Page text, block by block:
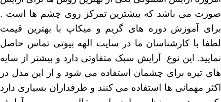
صورت می باشد که بیشترین تمرکز روی چشم ها است .
برای
آموزش دوره های گریم و میکاپ با بهترین قیمت
لطفا با کارشناسان ما در سایت الهه بیوتی تماس حاصل
نمایید. این نوع آرایش سبک متفاوتی دارد و بیشتر از سایه
های تیره برای چشمان استفاده می شود و از این مدل در
اکثر مهمانی ها استفاده می کنند و طرفداران بسیاری دارد